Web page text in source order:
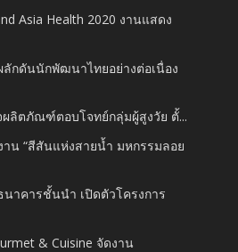
Asia Health 2020 งานแสดง
ลักดันนักพัฒนาไทยอย่างต่อเนื่อง
ผลิตภัณฑ์ตอบโจทย์กลุ่มผู้สูงวัย ตั้...
น “สีสันแห่งสายน้ำ มหกรรมลอย
นาคารชั้นนำ เปิดตัวโครงการ
& Cuisine จัดงาน